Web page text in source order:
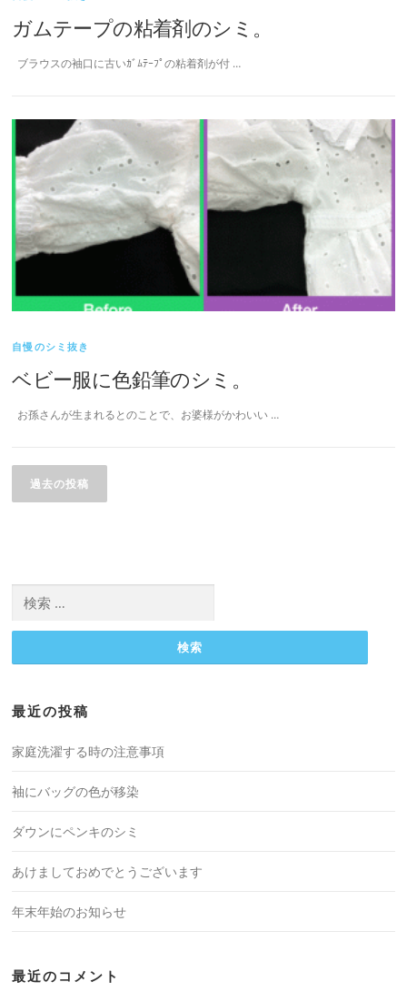
ガムテープの粘着剤のシミ。
ブラウスの袖口に古いｶﾞﾑﾃｰﾌﾟの粘着剤が付 …
自慢のシミ抜き
ベビー服に色鉛筆のシミ。
お孫さんが生まれるとのことで、お婆様がかわいい …
稿
ナ
シ
過去の投稿
索:
最近の投稿
家庭洗濯する時の注意事項
袖にバッグの色が移染
ダウンにペンキのシミ
あけましておめでとうございます
年末年始のお知らせ
最近のコメント